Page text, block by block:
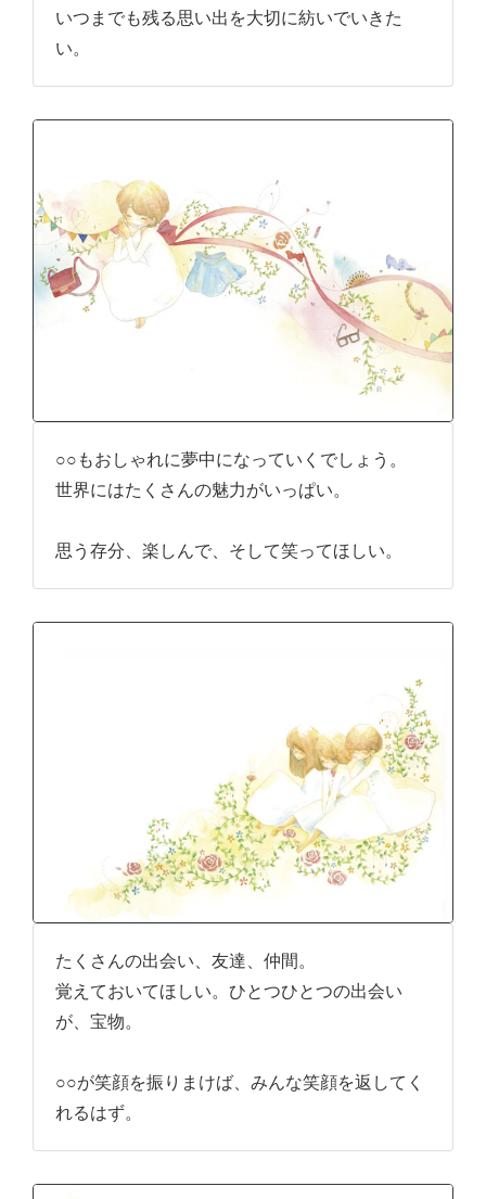
いつまでも残る思い出を大切に紡いでいきた
い。
○○もおしゃれに夢中になっていくでしょう。
世界にはたくさんの魅力がいっぱい。
思う存分、楽しんで、そして笑ってほしい。
たくさんの出会い、友達、仲間。
覚えておいてほしい。ひとつひとつの出会い
が、宝物。
○○が笑顔を振りまけば、みんな笑顔を返してく
れるはず。